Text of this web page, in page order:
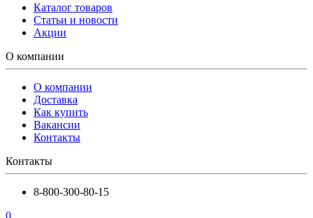
Каталог товаров
Статьи и новости
Акции
О компании
О компании
Доставка
Как купить
Вакансии
Контакты
Контакты
8-800-300-80-15
0